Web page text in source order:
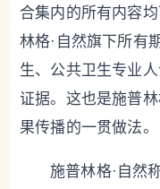
合集内的所有内容
林格·自然旗下所有
生、公共卫生专业
证据。这也是施普
果传播的一贯做法。
施普林格·自然